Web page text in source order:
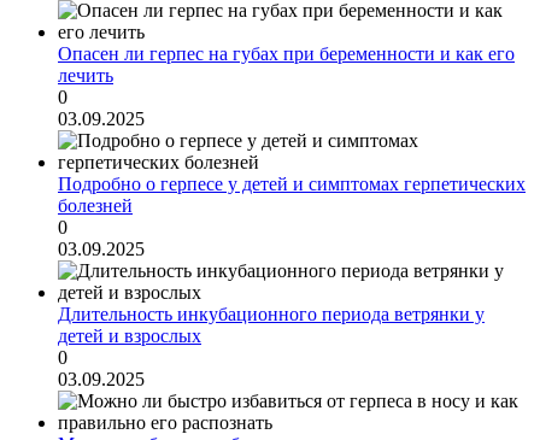
Опасен ли герпес на губах при беременности и как его
лечить
0
03.09.2025
Подробно о герпесе у детей и симптомах герпетических
болезней
0
03.09.2025
Длительность инкубационного периода ветрянки у
детей и взрослых
0
03.09.2025